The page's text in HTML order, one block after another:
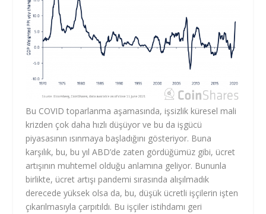
Bu COVID toparlanma aşamasında, işsizlik küresel mali
krizden çok daha hızlı düşüyor ve bu da işgücü
piyasasının ısınmaya başladığını gösteriyor. Buna
karşılık, bu, bu yıl ABD’de zaten gördüğümüz gibi, ücret
artışının muhtemel olduğu anlamına geliyor. Bununla
birlikte, ücret artışı pandemi sırasında alışılmadık
derecede yüksek olsa da, bu, düşük ücretli işçilerin işten
çıkarılmasıyla çarpıtıldı. Bu işçiler istihdamı geri